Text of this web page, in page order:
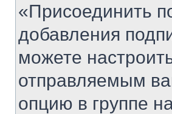
«Присоединить
добавления
можете
отправляемым
опцию в группе